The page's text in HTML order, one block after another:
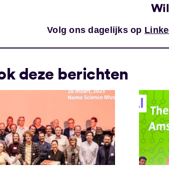
Volg ons dagelijks op
deze berichten